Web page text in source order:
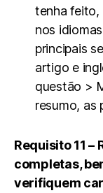
tenha feito,
nos
principais
artigo e
questão >
resumo, as
Requisito 11
completas,
verifiquem